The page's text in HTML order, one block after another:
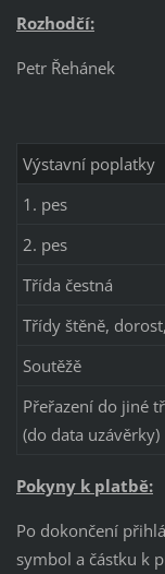
Rozhodčí:
Petr Řehánek
Výstavní poplatky
1. pes
2. pes
Třída čestná
Třídy štěně,
Soutěžě
Přeřazení do jiné
(do data uzávěrky)
Pokyny k platbě:
Po dokončení
symbol a částku k